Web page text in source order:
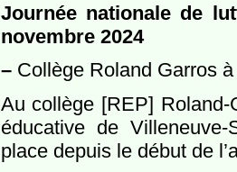
Journée nationale de
novembre 2024
–Collège Roland Garros
Au collège [REP]
éducative de
place depuis le début de